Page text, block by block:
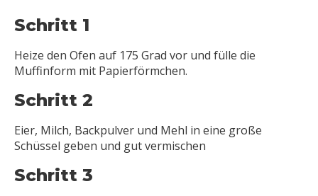
Schritt 1
Heize den Ofen auf 175 Grad vor und fülle die
Muffinform mit Papierförmchen.
Schritt 2
Eier, Milch, Backpulver und Mehl in eine große
Schüssel geben und gut vermischen
Schritt 3